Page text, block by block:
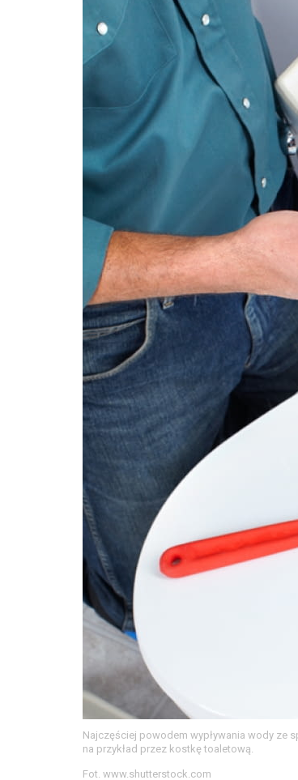
Najczęściej powodem wypływania wody ze
na przykład przez kostkę toaletową.
Fot. www.shutterstock.com